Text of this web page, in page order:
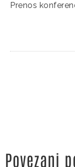
Prenos
Povezani